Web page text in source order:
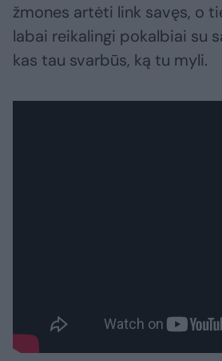
žmones artėti link savęs, o
labai reikalingi pokalbiai su
kas tau svarbūs, ką tu myli.